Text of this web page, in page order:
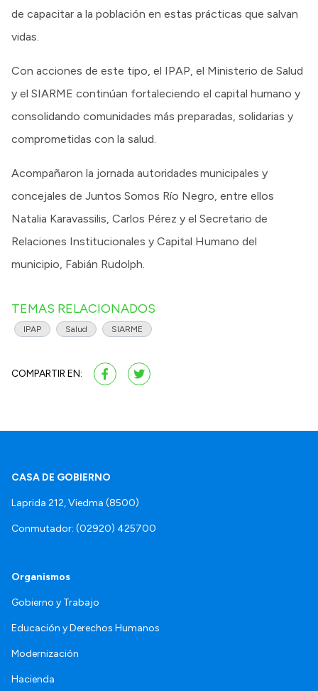
de capacitar a la población en estas prácticas que salvan
vidas.
Con acciones de este tipo, el IPAP, el Ministerio de Salud
y el SIARME continúan fortaleciendo el capital humano y
consolidando comunidades más preparadas, solidarias y
comprometidas con la salud.
Acompañaron la jornada autoridades municipales y
concejales de Juntos Somos Río Negro, entre ellos
Natalia Karavassilis, Carlos Pérez y el Secretario de
Relaciones Institucionales y Capital Humano del
municipio, Fabián Rudolph.
TEMAS RELACIONADOS
IPAP Salud SIARME
COMPARTIR EN:
CASA DE GOBIERNO
Laprida 212, Viedma (8500)
Conmutador: (02920) 425700
Organismos
Gobierno y Trabajo
Educación y Derechos Humanos
Modernización
Hacienda